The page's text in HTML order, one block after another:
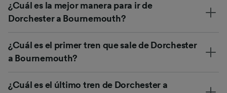
¿Cuál es la mejor manera para ir de
Dorchester a Bournemouth?
¿Cuál es el primer tren que sale de Dorchester
a Bournemouth?
¿Cuál es el último tren de Dorchester a